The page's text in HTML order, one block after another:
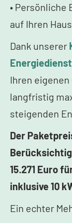
• Persönliche
auf Ihren
Dank unserer
Ihren
langfristig
steigenden
Der
15.271 Euro
inklusive 10
Ein echter